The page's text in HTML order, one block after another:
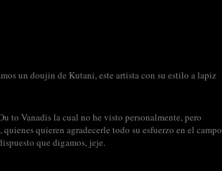
un doujin de Kutani, este artista con su estilo a lapiz
to Vanadis la cual no he visto personalmente, pero
quieren agradecerle todo su esfuerzo en el campo
que digamos, jeje.